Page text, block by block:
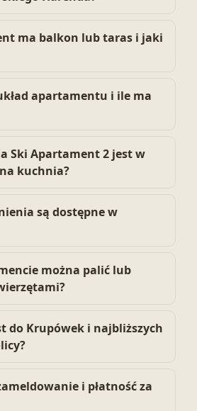
ma balkon lub taras i jaki
apartamentu i ile ma
Ski Apartament 2 jest w
kuchnia?
są dostępne w
można palić lub
do Krupówek i najbliższych
i płatność za